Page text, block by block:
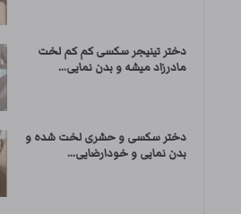
دختر تینیجر سکسی کم کم لخت
مادرزاد میشه و بدن نمایی...
دختر سکسی و حشری لخت شده و
بدن نمایی و خودارضایی...